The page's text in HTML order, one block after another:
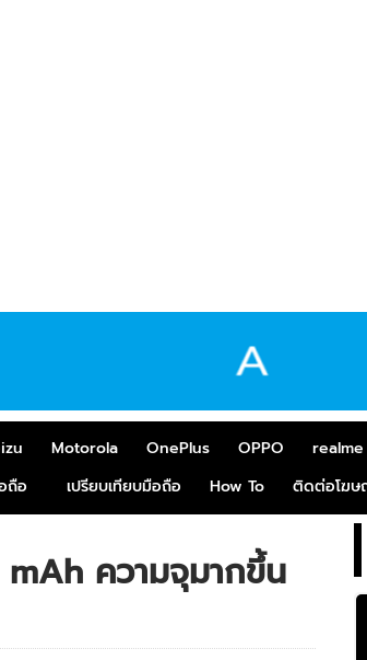
Motorola OnePlus OPPO realme
ถือ เปรียบเทียบมือถือ How To ติดต่อโฆษ
ความจุมากขึ้น